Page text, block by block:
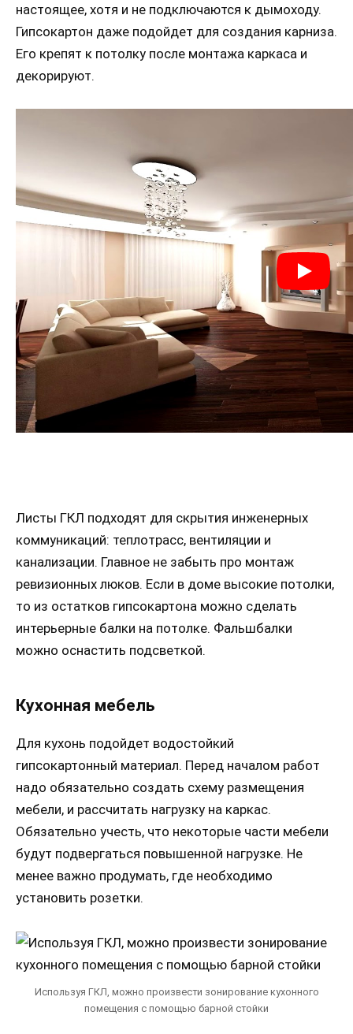
настоящее, хотя и не подключаются к дымоходу.
Гипсокартон даже подойдет для создания карниза.
Его крепят к потолку после монтажа каркаса и
декорируют.
Листы ГКЛ подходят для скрытия инженерных
коммуникаций: теплотрасс, вентиляции и
канализации. Главное не забыть про монтаж
ревизионных люков. Если в доме высокие потолки,
то из остатков гипсокартона можно сделать
интерьерные балки на потолке. Фальшбалки
можно оснастить подсветкой.
Кухонная мебель
Для кухонь подойдет водостойкий
гипсокартонный материал. Перед началом работ
надо обязательно создать схему размещения
мебели, и рассчитать нагрузку на каркас.
Обязательно учесть, что некоторые части мебели
будут подвергаться повышенной нагрузке. Не
менее важно продумать, где необходимо
установить розетки.
Используя ГКЛ, можно произвести зонирование кухонного
помещения с помощью барной стойки